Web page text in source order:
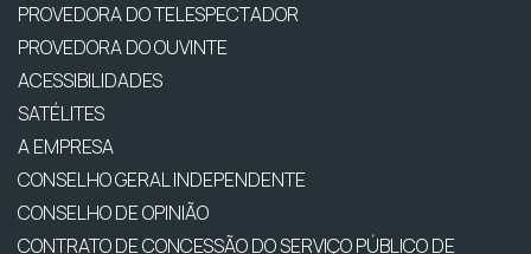
PROVEDORA DO TELESPECTADOR
PROVEDORA DO OUVINTE
ACESSIBILIDADES
SATÉLITES
A EMPRESA
CONSELHO GERAL INDEPENDENTE
CONSELHO DE OPINIÃO
CONTRATO DE CONCESSÃO DO SERVIÇO PÚBLICO DE